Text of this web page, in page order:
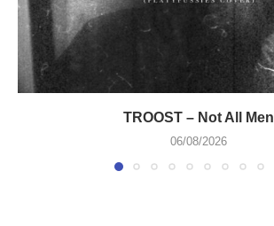
TROOST – Not All Men
06/08/2026